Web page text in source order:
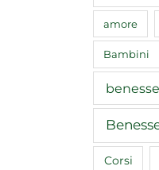
amore
Bambini
Corsi